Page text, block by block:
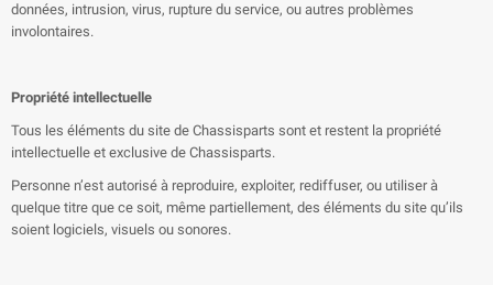
données, intrusion, virus, rupture du service, ou autres problèmes
involontaires.
Propriété intellectuelle
Tous les éléments du site de Chassisparts sont et restent la propriété
intellectuelle et exclusive de Chassisparts.
Personne n’est autorisé à reproduire, exploiter, rediffuser, ou utiliser à
quelque titre que ce soit, même partiellement, des éléments du site qu’ils
soient logiciels, visuels ou sonores.